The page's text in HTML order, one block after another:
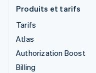
Produits et tarifs
Tarifs
Atlas
Authorization Boost
Billing